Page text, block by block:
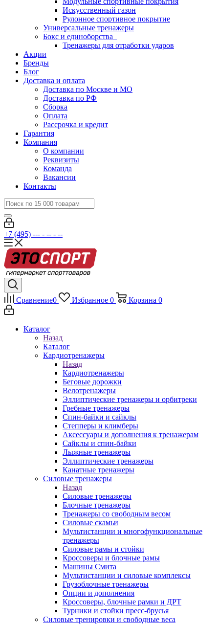
Искусственный газон
Рулонное спортивное покрытие
Универсальные тренажеры
Бокс и единоборства
Тренажеры для отработки ударов
Акции
Бренды
Блог
Доставка и оплата
Доставка по Москве и МО
Доставка по РФ
Сборка
Оплата
Рассрочка и кредит
Гарантия
Компания
О компании
Реквизиты
Команда
Вакансии
Контакты
+7 (495) --- - -- - --
Сравнение0 Избранное 0 Корзина 0
Каталог
Назад
Каталог
Кардиотренажеры
Назад
Кардиотренажеры
Беговые дорожки
Велотренажеры
Эллиптические тренажеры и орбитреки
Гребные тренажеры
Спин-байки и сайклы
Степперы и климберы
Аксессуары и дополнения к тренажерам
Сайклы и спин-байки
Лыжные тренажеры
Эллиптические тренажеры
Канатные тренажеры
Силовые тренажеры
Назад
Силовые тренажеры
Блочные тренажеры
Тренажеры со свободным весом
Силовые скамьи
Мультистанции и многофункциональные
тренажеры
Силовые рамы и стойки
Кроссоверы и блочные рамы
Машины Смита
Мультистанции и силовые комплексы
Грузоблочные тренажеры
Опции и дополнения
Кроссоверы, блочные рамки и ДРТ
Турники и стойки пресс-брусья
Силовые тренировки и свободные веса